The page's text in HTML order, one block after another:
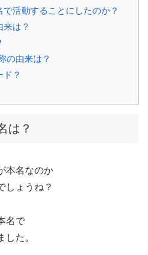
活動することにしたのか？
は？
の由来は？
？
は？
本名なのか
しょうね？
名で
た。